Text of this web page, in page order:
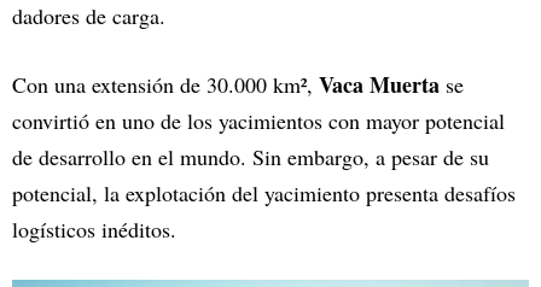
dadores de carga.
Con una extensión de 30.000 km², Vaca Muerta se
convirtió en uno de los yacimientos con mayor potencial
de desarrollo en el mundo. Sin embargo, a pesar de su
potencial, la explotación del yacimiento presenta desafíos
logísticos inéditos.